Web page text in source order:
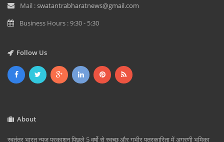
Mail :swatantrabharatnews@gmail.com
Business Hours : 9:30 - 5:30
Follow Us
About
स्वतंत्र भारत न्यूज़ प्रकाशन पिछले 5 वर्षो से स्वच्छ और गभीर पत्रकारिता में अग्रणी भूमिका